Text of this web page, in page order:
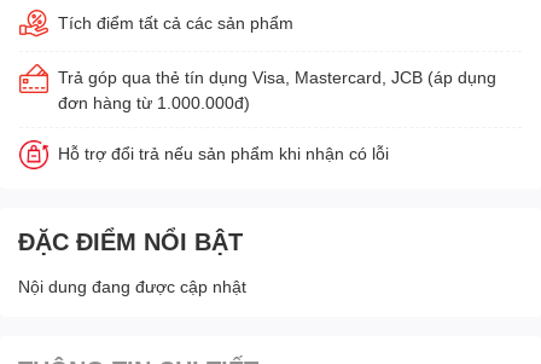
Tích điểm tất cả các sản phẩm
Trả góp qua thẻ tín dụng Visa, Mastercard, JCB (áp dụng
đơn hàng từ 1.000.000đ)
Hỗ trợ đổi trả nếu sản phẩm khi nhận có lỗi
ĐẶC ĐIỂM NỔI BẬT
Nội dung đang được cập nhật